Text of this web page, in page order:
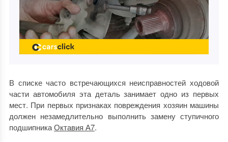
В списке часто встречающихся неисправностей ходовой
части автомобиля эта деталь занимает одно из первых
мест. При первых признаках повреждения хозяин машины
должен незамедлительно выполнить замену ступичного
подшипникаОктавия А7.